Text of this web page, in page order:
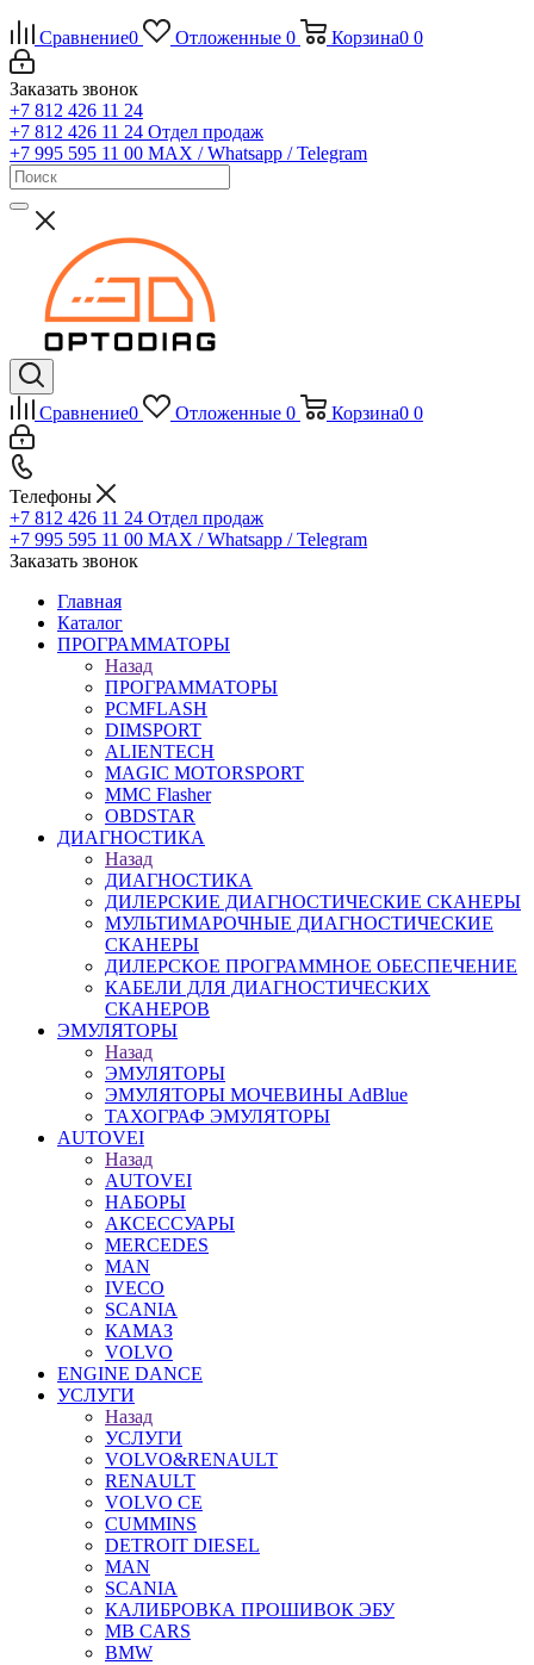
Сравнение0 Отложенные 0 Корзина0 0
Заказать звонок
+7 812 426 11 24
+7 812 426 11 24 Отдел продаж
+7 995 595 11 00 MAX / Whatsapp / Telegram
Сравнение0 Отложенные 0 Корзина0 0
Телефоны
+7 812 426 11 24 Отдел продаж
+7 995 595 11 00 MAX / Whatsapp / Telegram
Заказать звонок
Главная
Каталог
ПРОГРАММАТОРЫ
Назад
ПРОГРАММАТОРЫ
PCMFLASH
DIMSPORT
ALIENTECH
MAGIC MOTORSPORT
MMC Flasher
OBDSTAR
ДИАГНОСТИКА
Назад
ДИАГНОСТИКА
ДИЛЕРСКИЕ ДИАГНОСТИЧЕСКИЕ СКАНЕРЫ
МУЛЬТИМАРОЧНЫЕ ДИАГНОСТИЧЕСКИЕ
СКАНЕРЫ
ДИЛЕРСКОЕ ПРОГРАММНОЕ ОБЕСПЕЧЕНИЕ
КАБЕЛИ ДЛЯ ДИАГНОСТИЧЕСКИХ
СКАНЕРОВ
ЭМУЛЯТОРЫ
Назад
ЭМУЛЯТОРЫ
ЭМУЛЯТОРЫ МОЧЕВИНЫ АdBlue
ТАХОГРАФ ЭМУЛЯТОРЫ
AUTOVEI
Назад
AUTOVEI
НАБОРЫ
АКСЕССУАРЫ
MERCEDES
MAN
IVECO
SCANIA
КАМАЗ
VOLVO
ENGINE DANCE
УСЛУГИ
Назад
УСЛУГИ
VOLVO&RENAULT
RENAULT
VOLVO CE
CUMMINS
DETROIT DIESEL
MAN
SCANIA
КАЛИБРОВКА ПРОШИВОК ЭБУ
MB CARS
BMW